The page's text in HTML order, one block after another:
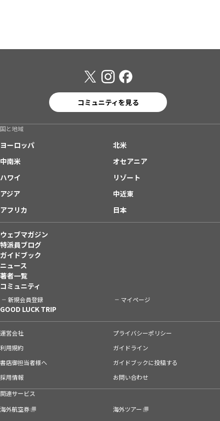
コミュニティを見る
国と地域
ヨーロッパ
北米
中南米
オセアニア
ハワイ
リゾート
アジア
中近東
アフリカ
日本
ウェブマガジン
特派員ブログ
ガイドブック
ニュース
著者一覧
コミュニティ
新規会員登録 マイページ
GOOD LUCK TRIP
運営会社
プライバシーポリシー
利用規約
ガイドライン
書店御担当者様へ
ガイドブックに投稿する
採用情報
お問い合わせ
関連サービス
海外航空券
海外ツアー